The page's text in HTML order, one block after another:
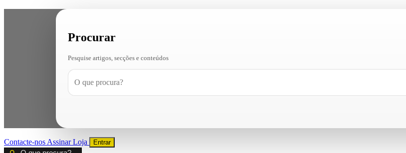
Procurar
Pesquise artigos, secções e conteúdos
Contacte-nos AssinarLoja Entrar